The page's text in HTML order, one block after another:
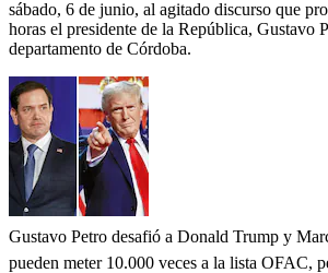
sábado, 6 de junio, al agitado discurso que
horas el presidente de la República, Gustavo
departamento de Córdoba.
Gustavo Petro desafió a Donald Trump y
pueden meter 10.000 veces a la lista OFAC,